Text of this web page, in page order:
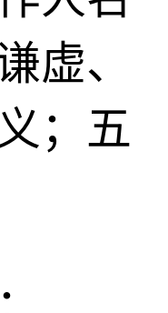
虚、
；五